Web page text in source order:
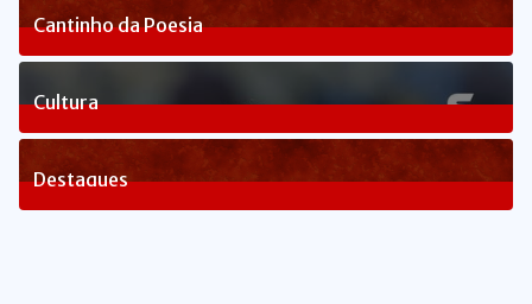
Cantinho da Poesia
1Posts
Cultura
83Posts
Destaques